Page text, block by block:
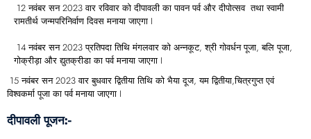
12 नवंबर सन 2023 वार रविवार को दीपावली का पावन पर्व और दीपोत्सव तथा स्वामी
रामतीर्थ जन्मपरिनिर्वाण दिवस मनाया जाएगा I
14 नवंबर सन 2023 प्रतिपदा तिथि मंगलवार को अन्नकूट, श्री गोवर्धन पूजा, बलि पूजा,
गोक्रीड़ा और द्युतक्रीडा का पर्व मनाया जाएगा I
15 नवंबर सन 2023 वार बुधवार द्वितीया तिथि को भैया दूज, यम द्वितीया,चित्रगुप्त एवं
विश्वकर्मा पूजा का पर्व मनाया जाएगा I
दीपावली पूजन:-